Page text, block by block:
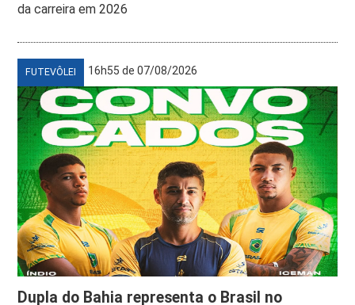
da carreira em 2026
FUTEVÔLEI 16h55 de 07/08/2026
Dupla do Bahia representa o Brasil no